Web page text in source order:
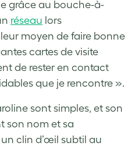
grâce au bouche-à-
réseau lors
moyen de faire bonne
cartes de visite
de rester en contact
que je rencontre ».
sont simples, et son
son nom et sa
clin d’œil subtil au